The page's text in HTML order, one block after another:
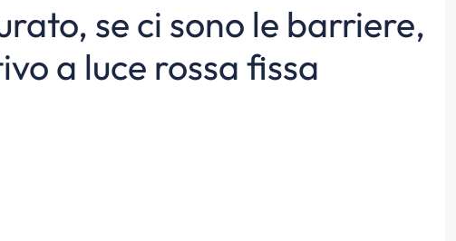
se ci sono le barriere,
a luce rossa fissa